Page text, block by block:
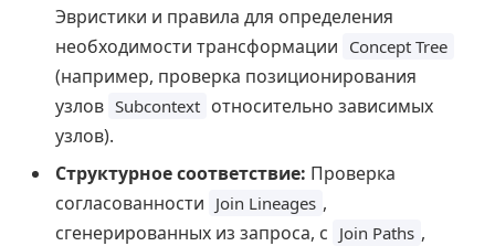
Эвристики и правила для определения
необходимости трансформации Concept Tree
(например, проверка позиционирования
узлов Subcontext относительно зависимых
узлов).
Структурное соответствие: Проверка
согласованности Join Lineages ,
сгенерированных из запроса, с Join Paths ,